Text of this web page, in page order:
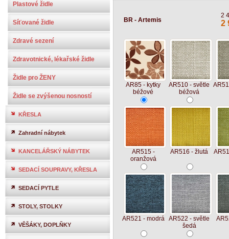
Plastové židle
Síťované židle
Zdravé sezení
Zdravotnické, lékařské židle
Židle pro ŽENY
Židle se zvýšenou nosností
KŘESLA
Zahradní nábytek
KANCELÁŘSKÝ NÁBYTEK
SEDACÍ SOUPRAVY, KŘESLA
SEDACÍ PYTLE
STOLY, STOLKY
VĚŠÁKY, DOPLŇKY
BR - Artemis
2
2
AR85 - kytky
béžové
AR510 - světle
béžová
AR515 -
oranžová
AR516 - žlutá
AR521 - modrá
AR522 - světle
šedá